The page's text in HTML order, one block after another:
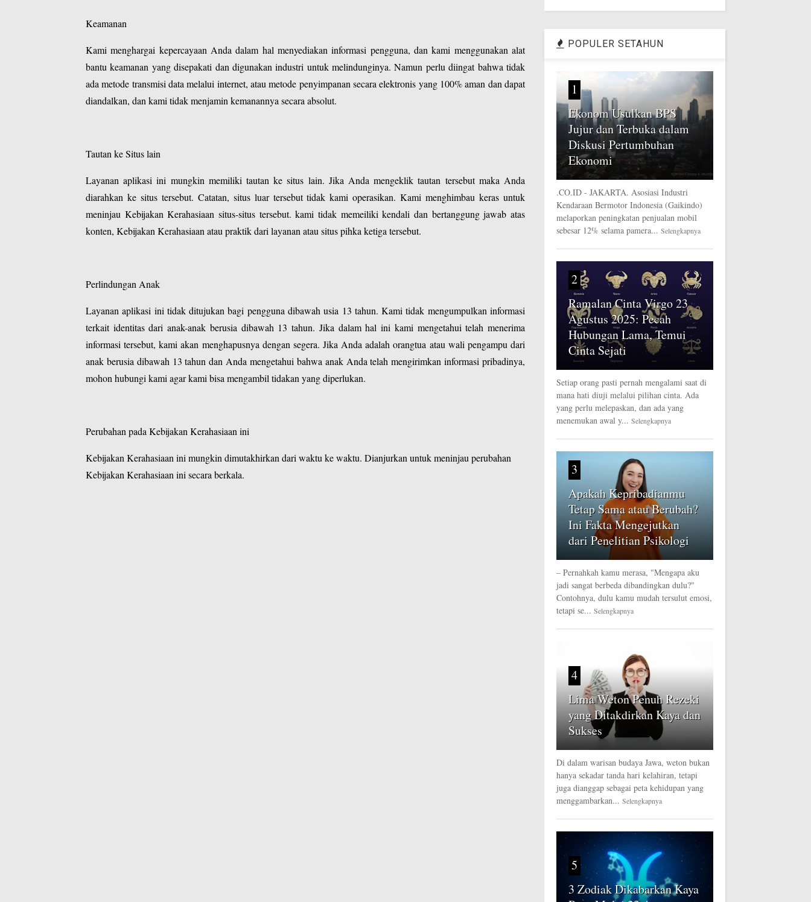
Keamanan
Kami menghargai kepercayaan Anda dalam hal menyediakan informasi pengguna, dan kami menggunakan alat
bantu keamanan yang disepakati dan digunakan industri untuk melindunginya. Namun perlu diingat bahwa tidak
ada metode transmisi data melalui internet, atau metode penyimpanan secara elektronis yang 100% aman dan dapat
diandalkan, dan kami tidak menjamin kemanannya secara absolut.
Tautan ke Situs lain
Layanan aplikasi ini mungkin memiliki tautan ke situs lain. Jika Anda mengeklik tautan tersebut maka Anda
diarahkan ke situs tersebut. Catatan, situs luar tersebut tidak kami operasikan. Kami menghimbau keras untuk
meninjau Kebijakan Kerahasiaan situs-situs tersebut. kami tidak memeiliki kendali dan bertanggung jawab atas
konten, Kebijakan Kerahasiaan atau praktik dari layanan atau situs pihka ketiga tersebut.
Perlindungan Anak
Layanan aplikasi ini tidak ditujukan bagi pengguna dibawah usia 13 tahun. Kami tidak mengumpulkan informasi
terkait identitas dari anak-anak berusia dibawah 13 tahun. Jika dalam hal ini kami mengetahui telah menerima
informasi tersebut, kami akan menghapusnya dengan segera. Jika Anda adalah orangtua atau wali pengampu dari
anak berusia dibawah 13 tahun dan Anda mengetahui bahwa anak Anda telah mengirimkan informasi pribadinya,
mohon hubungi kami agar kami bisa mengambil tidakan yang diperlukan.
Perubahan pada Kebijakan Kerahasiaan ini
Kebijakan Kerahasiaan ini mungkin dimutakhirkan dari waktu ke waktu. Dianjurkan untuk meninjau perubahan
Kebijakan Kerahasiaan ini secara berkala.
POPULER SETAHUN
1
Ekonom Usulkan BPS
Jujur dan Terbuka dalam
Diskusi Pertumbuhan
Ekonomi
.CO.ID - JAKARTA. Asosiasi Industri
Kendaraan Bermotor Indonesia (Gaikindo)
melaporkan peningkatan penjualan mobil
sebesar 12% selama pamera... Selengkapnya
2
Ramalan Cinta Virgo 23
Agustus 2025: Pecah
Hubungan Lama, Temui
Cinta Sejati
Setiap orang pasti pernah mengalami saat di
mana hati diuji melalui pilihan cinta. Ada
yang perlu melepaskan, dan ada yang
menemukan awal y... Selengkapnya
3
Apakah Kepribadianmu
Tetap Sama atau Berubah?
Ini Fakta Mengejutkan
dari Penelitian Psikologi
– Pernahkah kamu merasa, "Mengapa aku
jadi sangat berbeda dibandingkan dulu?"
Contohnya, dulu kamu mudah tersulut emosi,
tetapi se... Selengkapnya
4
Lima Weton Penuh Rezeki
yang Ditakdirkan Kaya dan
Sukses
Di dalam warisan budaya Jawa, weton bukan
hanya sekadar tanda hari kelahiran, tetapi
juga dianggap sebagai peta kehidupan yang
menggambarkan... Selengkapnya
5
3 Zodiak Dikabarkan Kaya